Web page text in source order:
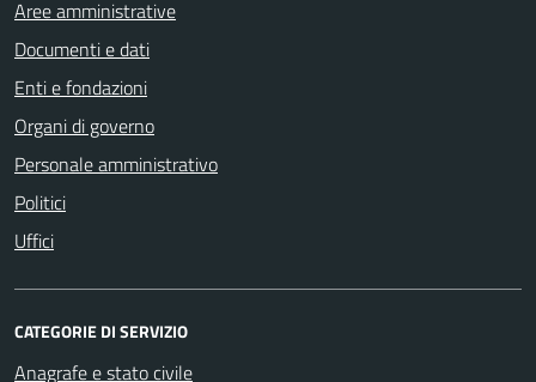
Aree amministrative
Documenti e dati
Enti e fondazioni
Organi di governo
Personale amministrativo
Politici
Uffici
CATEGORIE DI SERVIZIO
Anagrafe e stato civile